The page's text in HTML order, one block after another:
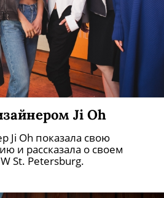
Ji Oh
Ji Oh показала свою
и рассказала о своем
St. Petersburg.